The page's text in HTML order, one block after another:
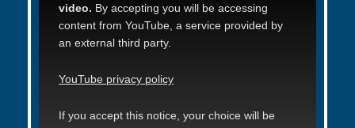
video. By accepting you will be accessing
content from YouTube, a service provided by
an external third party.
YouTube privacy policy
If you accept this notice, your choice will be